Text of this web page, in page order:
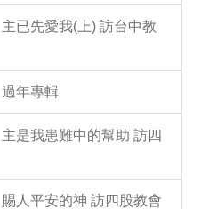
已先愛我(上) 訪台中教
年專輯
是我患難中的幫助 訪四
人平安的神 訪四股教會